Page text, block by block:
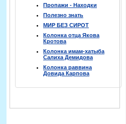
Пропажи - Находки
Полезно знать
МИР БЕЗ СИРОТ
Колонка отца Якова
Кротова
Колонка имам-хатыба
Салиха Демидова
Колонка раввина
Довида Карпова